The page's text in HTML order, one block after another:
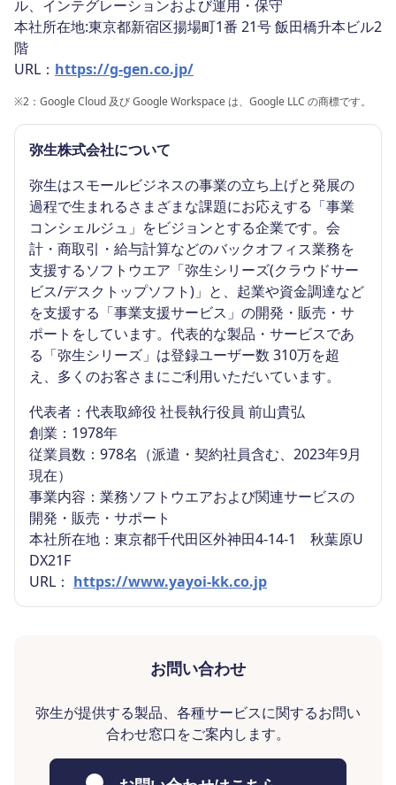
ル、インテグレーションおよび運用・保守
本社所在地:東京都新宿区揚場町1番 21号 飯田橋升本ビル2
階
URL： https://g-gen.co.jp/
※2 ：Google Cloud 及び Google Workspace は、Google LLC の商標です。
弥生株式会社について
弥生はスモールビジネスの事業の立ち上げと発展の
過程で生まれるさまざまな課題にお応えする「事業
コンシェルジュ」をビジョンとする企業です。会
計・商取引・給与計算などのバックオフィス業務を
支援するソフトウエア「弥生シリーズ(クラウドサー
ビス/デスクトップソフト)」と、起業や資金調達など
を支援する「事業支援サービス」の開発・販売・サ
ポートをしています。代表的な製品・サービスであ
る「弥生シリーズ」は登録ユーザー数 310万を超
え、多くのお客さまにご利用いただいています。
代表者：代表取締役 社長執行役員 前山貴弘
創業：1978年
従業員数：978名（派遣・契約社員含む、2023年9月
現在）
事業内容：業務ソフトウエアおよび関連サービスの
開発・販売・サポート
本社所在地：東京都千代田区外神田4-14-1 秋葉原U
DX21F
URL： https://www.yayoi-kk.co.jp
お問い合わせ
弥生が提供する製品、各種サービスに関するお問い
合わせ窓口をご案内します。